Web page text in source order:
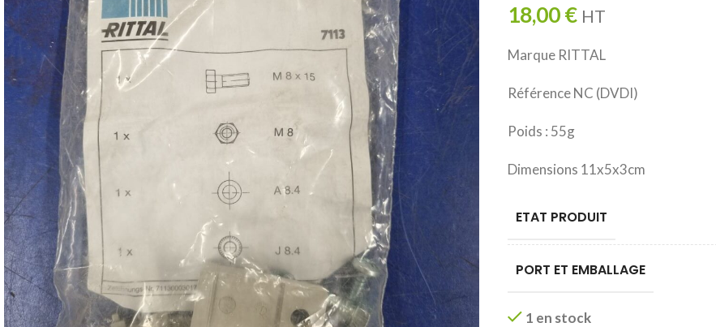
18,00€ HT
Marque RITTAL
Référence NC (DVDI)
Poids : 55g
Dimensions 11x5x3cm
ETAT PRODUIT
PORT ET EMBALLAGE
1 en stock